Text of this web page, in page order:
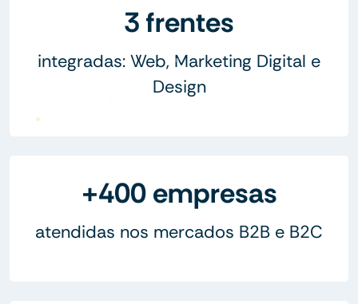
3 frentes
integradas: Web, Marketing Digital e
Design
+400 empresas
atendidas nos mercados B2B e B2C